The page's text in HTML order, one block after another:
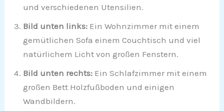
und verschiedenen Utensilien.
Bild unten links: Ein Wohnzimmer mit einem
gemütlichen Sofa einem Couchtisch und viel
natürlichem Licht von großen Fenstern.
Bild unten rechts: Ein Schlafzimmer mit einem
großen Bett Holzfußboden und einigen
Wandbildern.